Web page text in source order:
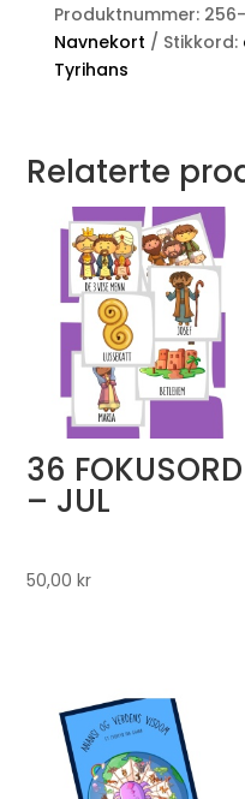
Produktnummer:
Navnekort
Stikkord:
Tyrihans
Relaterte
36 FOKUSORD
– JUL
50,00kr